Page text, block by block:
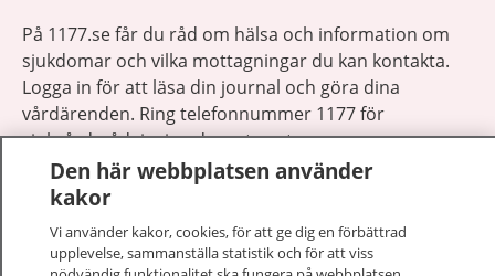
På 1177.se får du råd om hälsa och information om
sjukdomar och vilka mottagningar du kan kontakta.
Logga in för att läsa din journal och göra dina
vårdärenden. Ring telefonnummer 1177 för
sjukvårdsrådgivning dygnet runt.
1177 ger dig råd när du vill må bättre.
Den här webbplatsen använder
kakor
Vi använder kakor, cookies, för att ge dig en förbättrad
upplevelse, sammanställa statistik och för att viss